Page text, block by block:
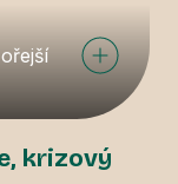
krizový